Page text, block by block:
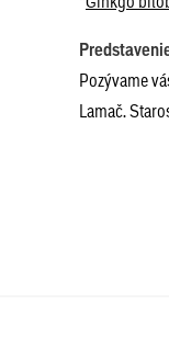
Pozývame
Lamač.